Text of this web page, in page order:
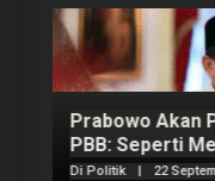
Prabowo Akan
PBB: Seperti
Sang Ayah
Di Politik | 22